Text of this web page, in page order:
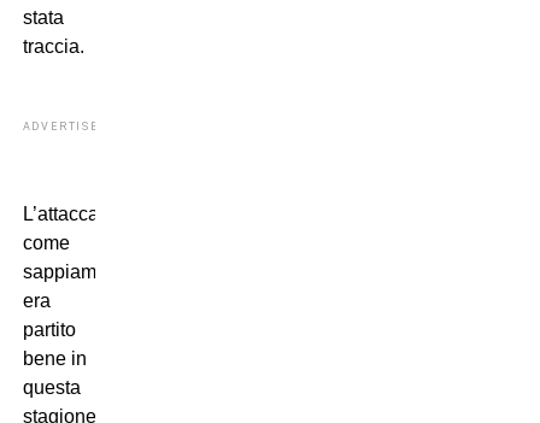
stata
traccia.
ADVERTISEMENT
L’attaccante,
come
sappiamo,
era
partito
bene in
questa
stagione,